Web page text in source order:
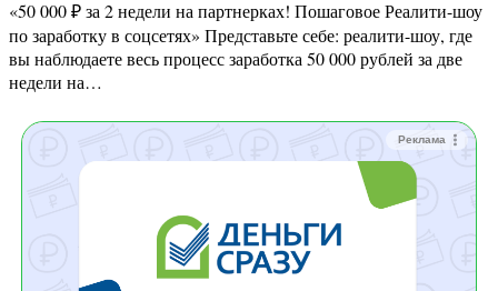
«50 000 ₽ за 2 недели на партнерках! Пошаговое Реалити-шоу
по заработку в соцсетях» Представьте себе: реалити-шоу, где
вы наблюдаете весь процесс заработка 50 000 рублей за две
недели на…
Реклама